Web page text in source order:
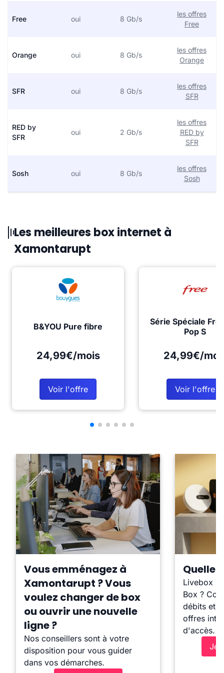
Free oui 8 Gb/s
les offres
Free
Orange oui 8 Gb/s
les offres
Orange
SFR oui 8 Gb/s
les offres
SFR
RED by
SFR
oui 2 Gb/s
les offres
RED by
SFR
Sosh oui 8 Gb/s
les offres
Sosh
Les meilleures box internet à
Xamontarupt
B&YOU Pure fibre
24,99€/mois
Voir l'offre
Série Spéciale
Pop S
24,99€/
Voir l'offre
Vous emménagez à
Xamontarupt ? Vous
voulez changer de box
ou ouvrir une nouvelle
ligne ?
Nos conseillers sont à votre
disposition pour vous guider
dans vos démarches.
Quelle
Livebox ?
Box ?
débits et
offres
d'accès.
Je